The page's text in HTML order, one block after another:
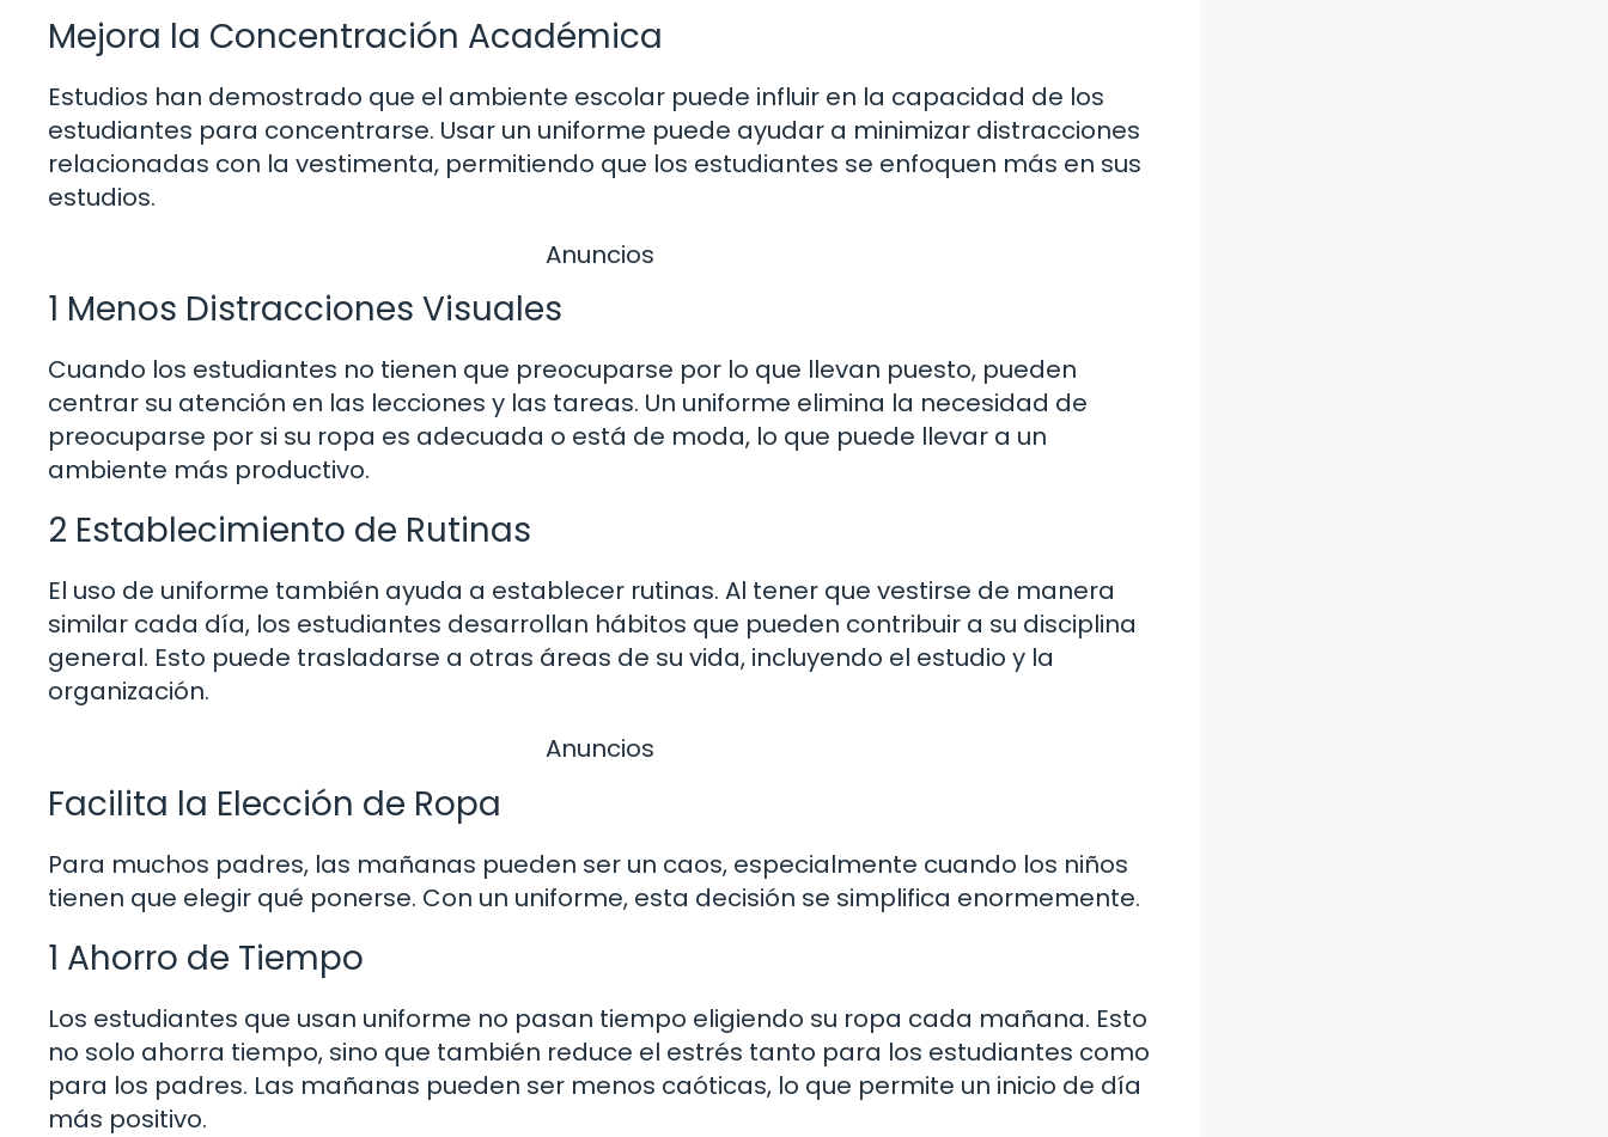
Mejora la Concentración Académica
Estudios han demostrado que el ambiente escolar puede influir en la capacidad de los
estudiantes para concentrarse. Usar un uniforme puede ayudar a minimizar distracciones
relacionadas con la vestimenta, permitiendo que los estudiantes se enfoquen más en sus
estudios.
Anuncios
1 Menos Distracciones Visuales
Cuando los estudiantes no tienen que preocuparse por lo que llevan puesto, pueden
centrar su atención en las lecciones y las tareas. Un uniforme elimina la necesidad de
preocuparse por si su ropa es adecuada o está de moda, lo que puede llevar a un
ambiente más productivo.
2 Establecimiento de Rutinas
El uso de uniforme también ayuda a establecer rutinas. Al tener que vestirse de manera
similar cada día, los estudiantes desarrollan hábitos que pueden contribuir a su disciplina
general. Esto puede trasladarse a otras áreas de su vida, incluyendo el estudio y la
organización.
Anuncios
Facilita la Elección de Ropa
Para muchos padres, las mañanas pueden ser un caos, especialmente cuando los niños
tienen que elegir qué ponerse. Con un uniforme, esta decisión se simplifica enormemente.
1 Ahorro de Tiempo
Los estudiantes que usan uniforme no pasan tiempo eligiendo su ropa cada mañana. Esto
no solo ahorra tiempo, sino que también reduce el estrés tanto para los estudiantes como
para los padres. Las mañanas pueden ser menos caóticas, lo que permite un inicio de día
más positivo.